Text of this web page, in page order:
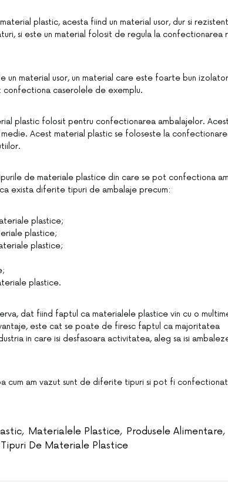
plastic, acesta fiind un material usor, dur si
si este un material folosit de regula la confectionarea
un material usor, un material care este foarte bun
caserolele de exemplu.
plastic folosit pentru confectionarea ambalajelor.
Acest material plastic se foloseste la
de materiale plastice din care se pot confectiona
exista diferite tipuri de ambalaje precum:
plastice;
plastice;
plastice;
plastice.
dat fiind faptul ca materialele plastice vin cu o
este cat se poate de firesc faptul ca majoritatea
in care isi desfasoara activitatea, aleg sa isi
cum am vazut sunt de diferite tipuri si pot fi
, Materialele Plastice, Produsele Alimentare,
Tipuri De Materiale Plastice